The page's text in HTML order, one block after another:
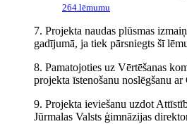
264.lēmumu
7. Projekta naudas plūsmas
gadījumā, ja tiek pārsniegts šī
8. Pamatojoties uz Vērtēšanas
projekta īstenošanu noslēgšanu
9. Projekta ieviešanu uzdot
Jūrmalas Valsts ģimnāzijas